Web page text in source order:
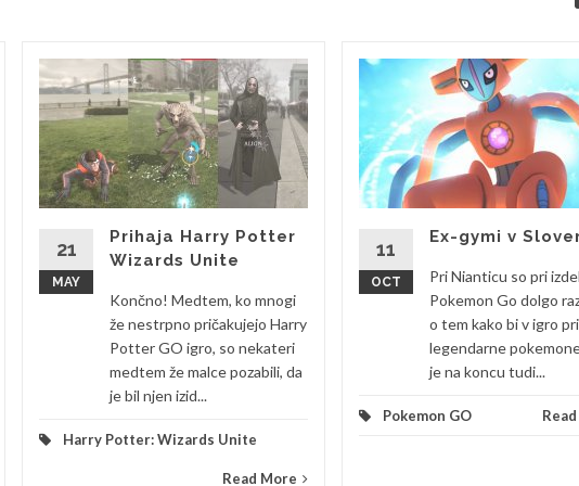
21
MAY
Prihaja Harry Potter
Wizards Unite
Končno! Medtem, ko mnogi
že nestrpno pričakujejo Harry
Potter GO igro, so nekateri
medtem že malce pozabili, da
je bil njen izid...
Harry Potter: Wizards Unite
Read More
11
OCT
Ex-gymi v
Pri Nianticu so pri
Pokemon Go dolgo
o tem kako bi v igro
legendarne
je na koncu tudi...
Pokemon GO